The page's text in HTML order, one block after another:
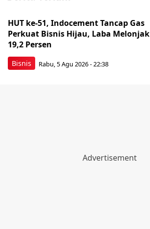
Bisnis
HUT ke-51, Indocement Tancap Gas
Perkuat Bisnis Hijau, Laba Melonjak
19,2 Persen
Rabu, 5 Agu 2026 - 22:38